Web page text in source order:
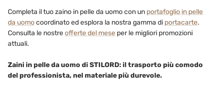
Completa il tuo zaino in pelle da uomo con un portafoglio in pelle
da uomocoordinato ed esplora la nostra gamma di portacarte.
Consulta le nostreofferte del mese per le migliori promozioni
attuali.
Zaini in pelle da uomo di STILORD: il trasporto più comodo
del professionista, nel materiale più durevole.